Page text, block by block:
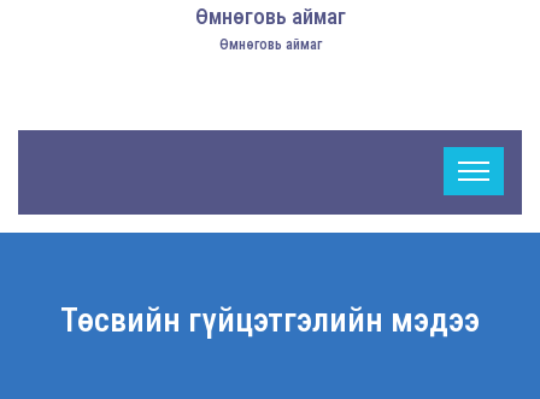
Өмнөговь аймаг
Өмнөговь аймаг
Төсвийн гүйцэтгэлийн мэдээ